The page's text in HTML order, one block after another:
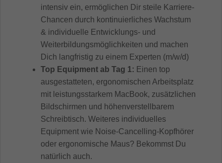
intensiv ein, ermöglichen Dir steile Karriere-
Chancen durch kontinuierliches Wachstum
& individuelle Entwicklungs- und
Weiterbildungsmöglichkeiten und machen
Dich langfristig zu einem Experten (m/w/d)
Top Equipment ab Tag 1: Einen top
ausgestatteten, ergonomischen Arbeitsplatz
mit leistungsstarkem MacBook, zusätzlichen
Bildschirmen und höhenverstellbarem
Schreibtisch. Weiteres individuelles
Equipment wie Noise-Cancelling-Kopfhörer
oder ergonomische Maus? Bekommst Du
natürlich auch.